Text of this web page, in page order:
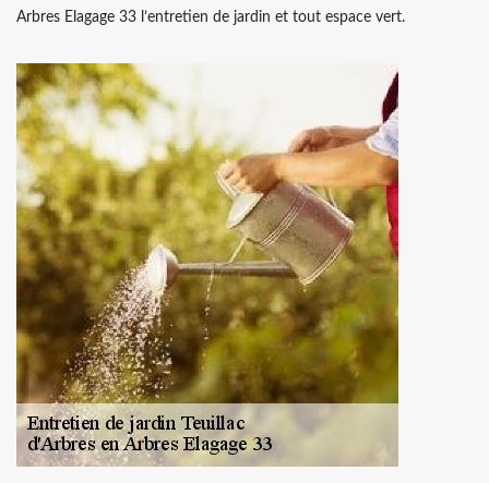
Arbres Elagage 33 l’entretien de jardin et tout espace vert.